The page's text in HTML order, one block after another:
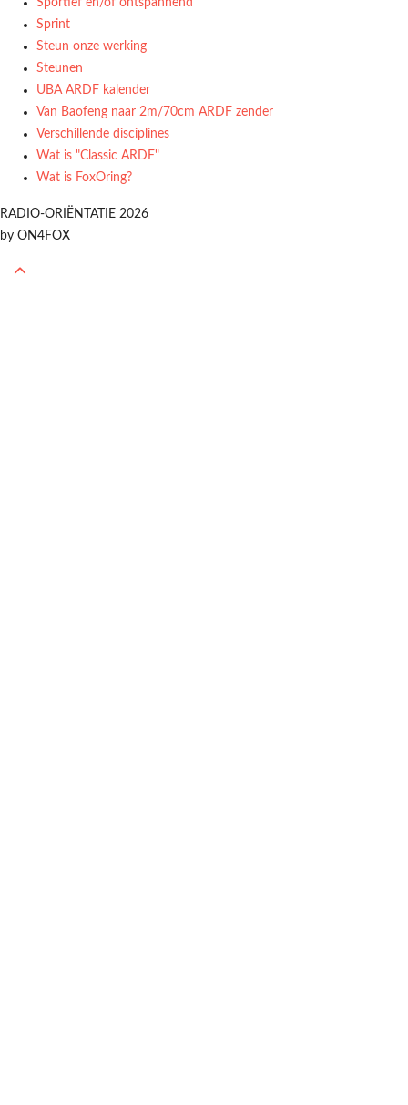
Sportief en/of ontspannend
Sprint
Steun onze werking
Steunen
UBA ARDF kalender
Van Baofeng naar 2m/70cm ARDF zender
Verschillende disciplines
Wat is "Classic ARDF"
Wat is FoxOring?
RADIO-ORIËNTATIE 2026
by ON4FOX